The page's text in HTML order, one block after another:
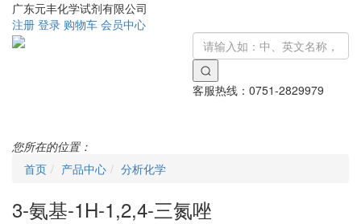
广东元丰化学试剂有限公司
注册 登录 购物车 会员中心
客服热线： 0751-2829979
您所在的位置：
首页
产品中心 分析化学
3-氨基-1H-1,2,4-三氮唑